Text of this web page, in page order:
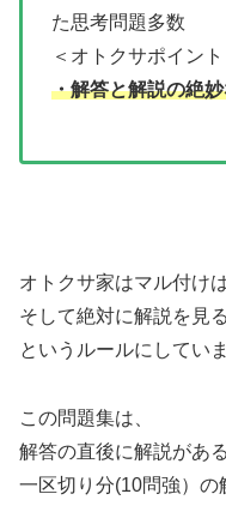
た思考問題多数
＜オトクサポイント
・解答と解説の絶
オトクサ家はマル付け
そして絶対に解説を見
というルールにしていま
この問題集は、
解答の直後に解説があ
一区切り分(10問強）の